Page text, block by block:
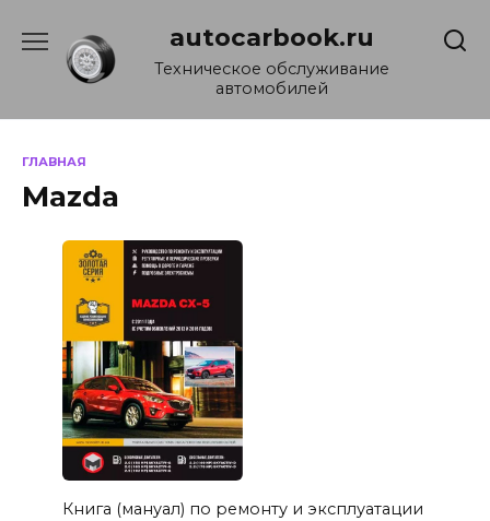
содержанию
autocarbook.ru
Техническое обслуживание
автомобилей
ГЛАВНАЯ
Mazda
Книга (мануал) по ремонту и эксплуатации